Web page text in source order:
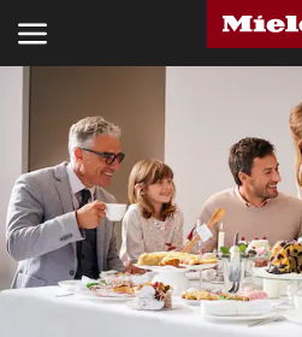
BRANSCHER
KNOWLEDGE HUB
PRODUKTER
SHOP